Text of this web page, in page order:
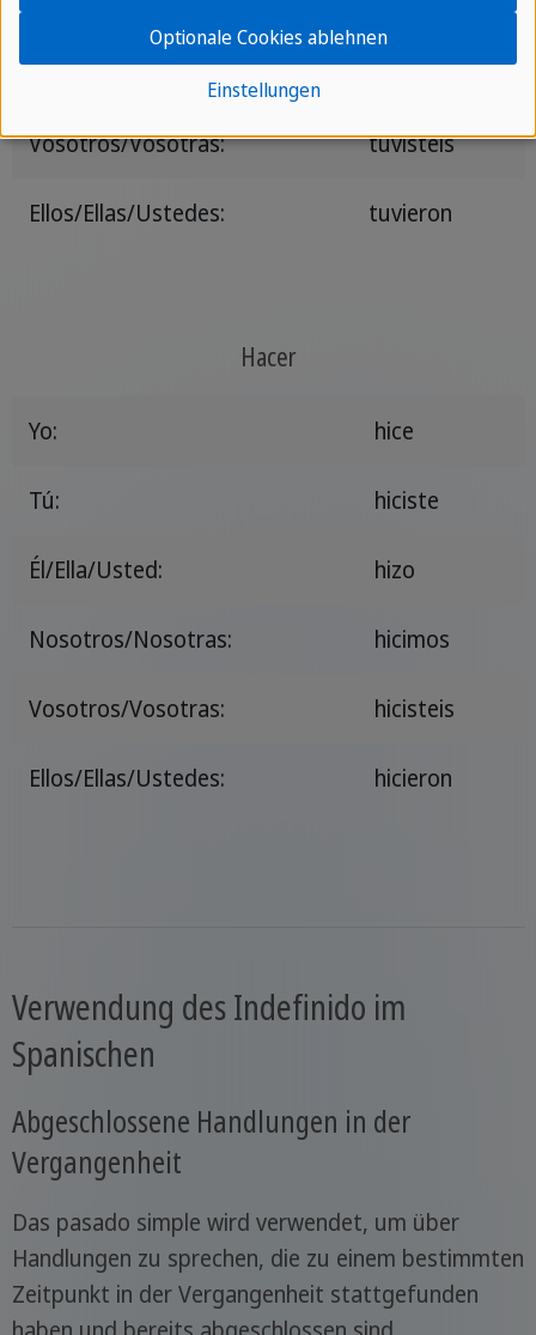
Nosotros/Nosotras: tuvimos
Vosotros/Vosotras: tuvisteis
Ellos/Ellas/Ustedes: tuvieron
Hacer
Yo: hice
Tú: hiciste
Él/Ella/Usted: hizo
Nosotros/Nosotras: hicimos
Vosotros/Vosotras: hicisteis
Ellos/Ellas/Ustedes: hicieron
Verwendung des Indefinido im
Spanischen
Abgeschlossene Handlungen in der
Vergangenheit
Das pasado simple wird verwendet, um über
Handlungen zu sprechen, die zu einem bestimmten
Zeitpunkt in der Vergangenheit stattgefunden
Einstellungen
Optionale Cookies ablehnen